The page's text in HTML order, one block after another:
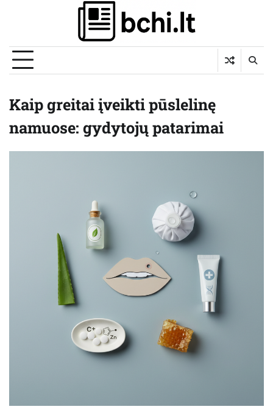
Kaip greitai įveikti pūslelinę
namuose: gydytojų patarimai